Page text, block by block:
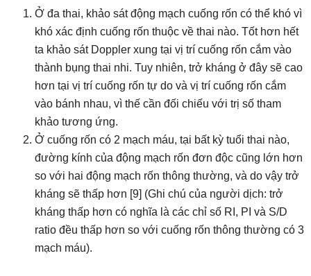
Ở đa thai, khảo sát động mạch cuống rốn có thể khó vì
khó xác định cuống rốn thuộc về thai nào. Tốt hơn hết
ta khảo sát Doppler xung tại vị trí cuống rốn cắm vào
thành bụng thai nhi. Tuy nhiên, trở kháng ở đây sẽ cao
hơn tại vị trí cuống rốn tự do và vị trí cuống rốn cắm
vào bánh nhau, vì thế cần đối chiếu với trị số tham
khảo tương ứng.
Ở cuống rốn có 2 mạch máu, tại bất kỳ tuổi thai nào,
đường kính của động mạch rốn đơn độc cũng lớn hơn
so với hai động mạch rốn thông thường, và do vậy trở
kháng sẽ thấp hơn [9] (Ghi chú của người dịch: trở
kháng thấp hơn có nghĩa là các chỉ số RI, PI và S/D
ratio đều thấp hơn so với cuống rốn thông thường có 3
mạch máu).